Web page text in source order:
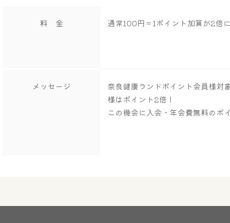
料 金 通常100円＝1ポイント加算が2倍に
メッセージ
奈良健康ランドポイント会員様対
様はポイント2倍！
この機会に入会・年会費無料のポ